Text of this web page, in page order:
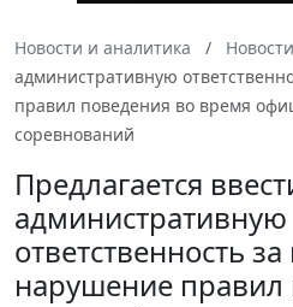
Новости и аналитика Новости
административную
правил поведения во время
соревнований
Предлагается
административную
ответственность за
нарушение правил